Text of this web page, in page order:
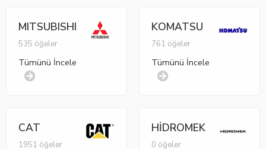
MITSUBISHI
535 öğeler
Tümünü İncele
KOMATSU
761 öğeler
Tümünü İncele
CAT
1951 öğeler
HİDROMEK
0 öğeler